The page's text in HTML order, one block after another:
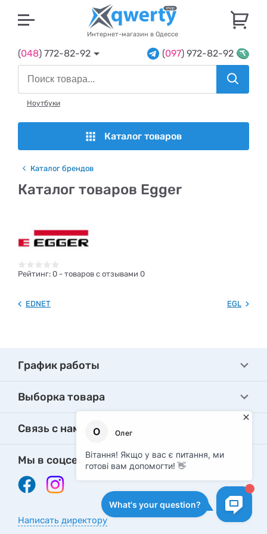
Интернет-магазин в Одессе
(048) 772-82-92 (097) 972-82-92
Ноутбуки
Каталог товаров
Каталог брендов
Каталог товаров Egger
Рейтинг: 0 - товаров с отзывами 0
EDNET EGL
График работы
Выборка товара
Связь с нами
Мы в соцсетях
Написать директору